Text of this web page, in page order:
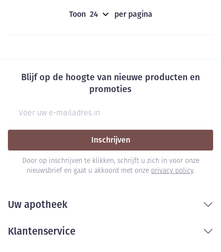
Toon per pagina
Blijf op de hoogte van nieuwe producten en
promoties
Inschrijven
Door op inschrijven te klikken, schrijft u zich in voor onze
nieuwsbrief en gaat u akkoord met onze privacy policy.
Uw apotheek
Klantenservice